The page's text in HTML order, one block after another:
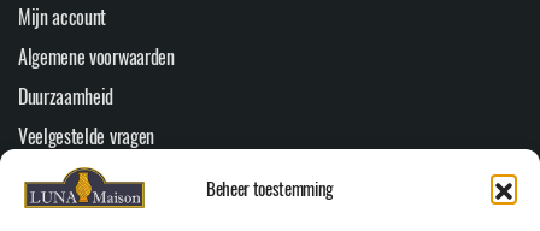
Beheer toestemming
Mijn account
Algemene voorwaarden
Duurzaamheid
Veelgestelde vragen
Youtube
Cookiebeleid (EU)